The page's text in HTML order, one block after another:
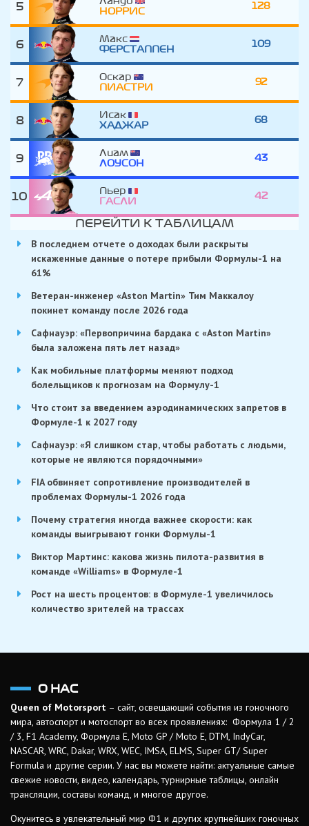
5
НОРРИС
128
6
Макс
ФЕРСТАППЕН
109
7
Оскар
ПИАСТРИ
92
8
Исак
ХАДЖАР
68
9
Лиам
ЛОУСОН
43
10
Пьер
ГАСЛИ
42
ПЕРЕЙТИ К ТАБЛИЦАМ
В последнем отчете о доходах были раскрыты
искаженные данные о потере прибыли Формулы-1 на
61%
Ветеран-инженер «Aston Martin» Тим Маккалоу
покинет команду после 2026 года
Сафнауэр: «Первопричина бардака с «Aston Martin»
была заложена пять лет назад»
Как мобильные платформы меняют подход
болельщиков к прогнозам на Формулу-1
Что стоит за введением аэродинамических запретов в
Формуле-1 к 2027 году
Сафнауэр: «Я слишком стар, чтобы работать с людьми,
которые не являются порядочными»
FIA обвиняет сопротивление производителей в
проблемах Формулы-1 2026 года
Почему стратегия иногда важнее скорости: как
команды выигрывают гонки Формулы-1
Виктор Мартинс: какова жизнь пилота-развития в
команде «Williams» в Формуле-1
Рост на шесть процентов: в Формуле-1 увеличилось
количество зрителей на трассах
О НАС
Queen of Motorsport – сайт, освещающий события из гоночного
мира, автоспорт и мотоспорт во всех проявлениях: Формула 1 / 2
/ 3, F1 Academy, Формула Е, Moto GP / Moto E, DTM, IndyCar,
NASCAR, WRC, Dakar, WRX, WEC, IMSA, ELMS, Super GT/ Super
Formula и другие серии. У нас вы можете найти: актуальные самые
свежие новости, видео, календарь, турнирные таблицы, онлайн
трансляции, составы команд, и многое другое.
Окунитесь в увлекательный мир Ф1 и других крупнейших гоночных